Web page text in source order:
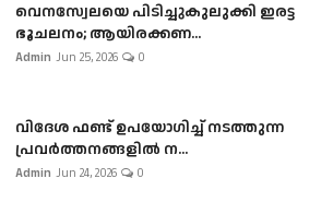
വെനസ്വേലയെ പിടിച്ചുകുലുക്കി ഇരട്ട
ഭൂചലനം; ആയിരക്കണ...
Admin Jun 25, 2026 0
വിദേശ ഫണ്ട് ഉപയോഗിച്ച് നടത്തുന്ന
പ്രവർത്തനങ്ങളിൽ ന...
Admin Jun 24, 2026 0